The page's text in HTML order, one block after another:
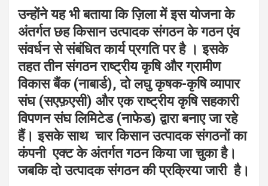
उन्होंने यह भी बताया कि ज़िला में इस योजना के
अंतर्गत छह किसान उत्पादक संगठन के गठन एंव
संवर्धन से संबंधित कार्य प्रगति पर है । इसके
तहत तीन संगठन राष्ट्रीय कृषि और ग्रामीण
विकास बैंक (नाबार्ड), दो लघु कृषक-कृषि व्यापार
संघ (सएफ़एसी) और एक राष्ट्रीय कृषि सहकारी
विपणन संघ लिमिटेड (नाफेड) द्वारा बनाए जा रहे
हैं। इसके साथ चार किसान उत्पादक संगठनों का
कंपनी एक्ट के अंतर्गत गठन किया जा चुका है।
जबकि दो उत्पादक संगठन की प्रक्रिया जारी है।